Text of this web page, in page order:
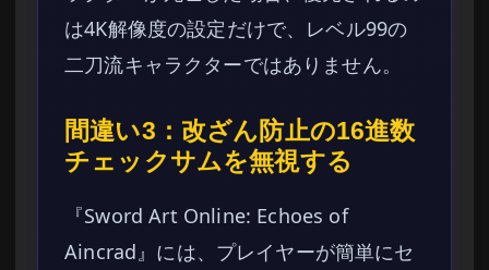
は4K解像度の設定だけで、レベル99の
二刀流キャラクターではありません。
間違い3：改ざん防止の16進数
チェックサムを無視する
『Sword Art Online: Echoes of
Aincrad』には、プレイヤーが簡単にセ